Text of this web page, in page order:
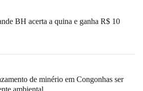
BH acerta a quina e ganha R$ 10
de minério em Congonhas ser
ambiental